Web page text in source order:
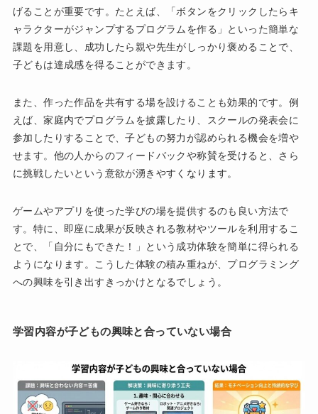
げることが重要です。たとえば、「ボタンをクリックしたらキ
ャラクターがジャンプするプログラムを作る」といった簡単な
課題を用意し、成功したら親や先生がしっかり褒めることで、
子どもは達成感を得ることができます。
また、作った作品を共有する場を設けることも効果的です。例
えば、家庭内でプログラムを披露したり、スクールの発表会に
参加したりすることで、子どもの努力が認められる機会を増や
せます。他の人からのフィードバックや称賛を受けると、さら
に挑戦したいという意欲が湧きやすくなります。
ゲームやアプリを使った学びの場を提供するのも良い方法で
す。特に、即座に成果が反映される教材やツールを利用するこ
とで、「自分にもできた！」という成功体験を簡単に得られる
ようになります。こうした体験の積み重ねが、プログラミング
への興味を引き出すきっかけとなるでしょう。
学習内容が子どもの興味と合っていない場合